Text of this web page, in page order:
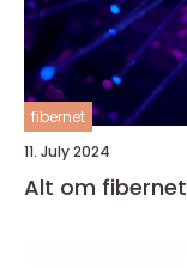
fibernet
11. July 2024
Alt om